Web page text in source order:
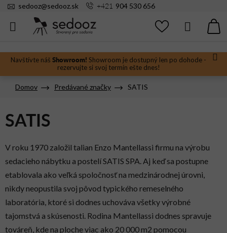
Prejsť
Navštívte náš Showroom! Showroom je dostupný len po dohode -
rezervujte si svoj termín ešte dnes!
sedooz@sedooz.sk +421 904 530 656
Hľadať
Domov Predávané značky SATIS
SATIS
V roku 1970 založil talian Enzo Mantellassi firmu na výrobu
sedacieho nábytku a postelí SATIS SPA. Aj keď sa postupne
etablovala ako veľká spoločnosť na medzinárodnej úrovni,
nikdy neopustila svoj pôvod typického remeselného
laboratória, ktoré si dodnes uchováva všetky výrobné
tajomstvá a skúsenosti. Rodina Mantellassi dodnes spravuje
továreň, kde na ploche viac ako 20 000 m2 pomocou